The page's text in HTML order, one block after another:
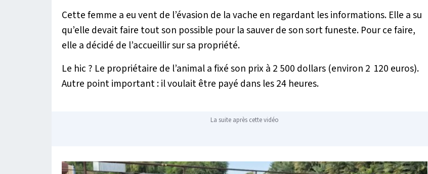
Cette femme a eu vent de l’évasion de la vache en regardant les informations. Elle a su
qu’elle devait faire tout son possible pour la sauver de son sort funeste. Pour ce faire,
elle a décidé de l’accueillir sur sa propriété.
Le hic ? Le propriétaire de l’animal a fixé son prix à 2 500 dollars (environ 2 120 euros).
Autre point important : il voulait être payé dans les 24 heures.
La suite après cette vidéo